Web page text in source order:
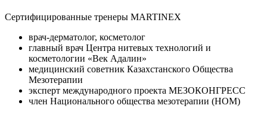
Сертифицированные тренеры MARTINEX
врач-дерматолог, косметолог
главный врач Центра нитевых технологий и
косметологии «Век Адалин»
медицинский советник Казахстанского Общества
Мезотерапии
эксперт международного проекта МЕЗОКОНГРЕСС
член Национального общества мезотерапии (НОМ)